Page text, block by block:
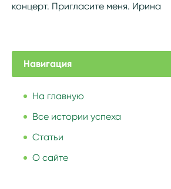
концерт. Пригласите меня. Ирина
Навигация
На главную
Все истории успеха
Статьи
О сайте